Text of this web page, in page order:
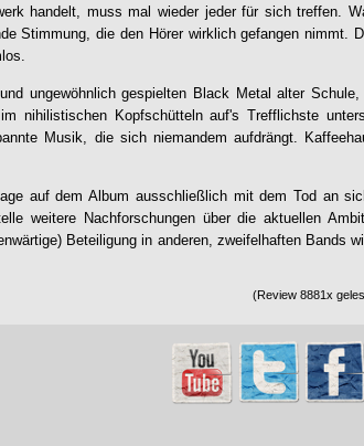
handelt, muss mal wieder jeder für sich treffen.
Stimmung, die den Hörer wirklich gefangen nimmt.
ungewöhnlich gespielten Black Metal alter Schule,
nihilistischen Kopfschütteln auf's Trefflichste
Musik, die sich niemandem aufdrängt.
auf dem Album ausschließlich mit dem Tod an
weitere Nachforschungen über die aktuellen
Beteiligung in anderen, zweifelhaften Bands
(Review 8881x